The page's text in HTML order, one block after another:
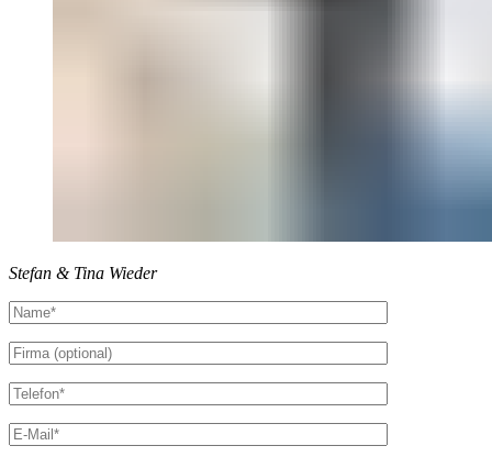
Stefan & Tina Wieder